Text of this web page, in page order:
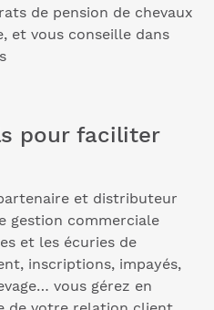
de pension de chevaux
et vous conseille dans
pour faciliter
et distributeur
gestion commerciale
et les écuries de
inscriptions, impayés,
vous gérez en